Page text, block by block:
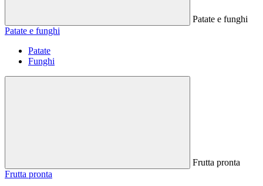
Patate e funghi
Patate e funghi
Patate
Funghi
Frutta pronta
Frutta pronta